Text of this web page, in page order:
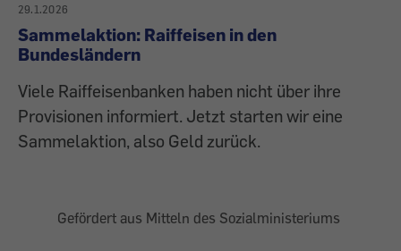
29.1.2026
Sammelaktion: Raiffeisen in den
Bundesländern
Viele Raiffeisenbanken haben nicht über ihre
Provisionen informiert. Jetzt starten wir eine
Sammelaktion, also Geld zurück.
Gefördert aus Mitteln des Sozialministeriums